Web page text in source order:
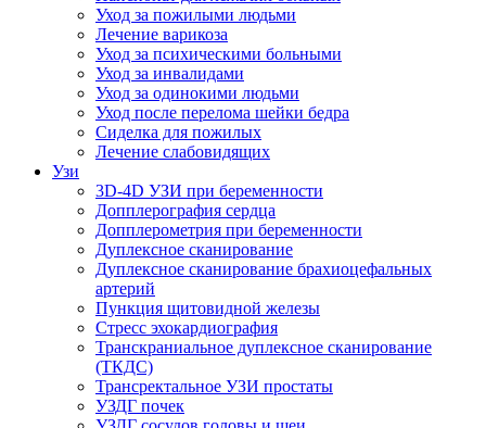
Уход за пожилыми людьми
Лечение варикоза
Уход за психическими больными
Уход за инвалидами
Уход за одинокими людьми
Уход после перелома шейки бедра
Сиделка для пожилых
Лечение слабовидящих
Узи
3D-4D УЗИ при беременности
Допплерография сердца
Допплерометрия при беременности
Дуплексное сканирование
Дуплексное сканирование брахиоцефальных
артерий
Пункция щитовидной железы
Стресс эхокардиография
Транскраниальное дуплексное сканирование
(ТКДС)
Трансректальное УЗИ простаты
УЗДГ почек